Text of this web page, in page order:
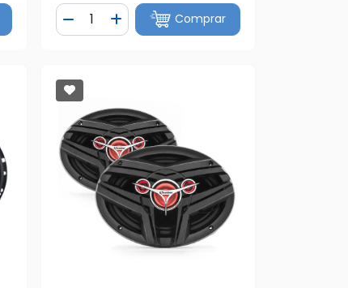
Diminuir Quantidade
Quantidade
Adicionar Quantidade
Comprar